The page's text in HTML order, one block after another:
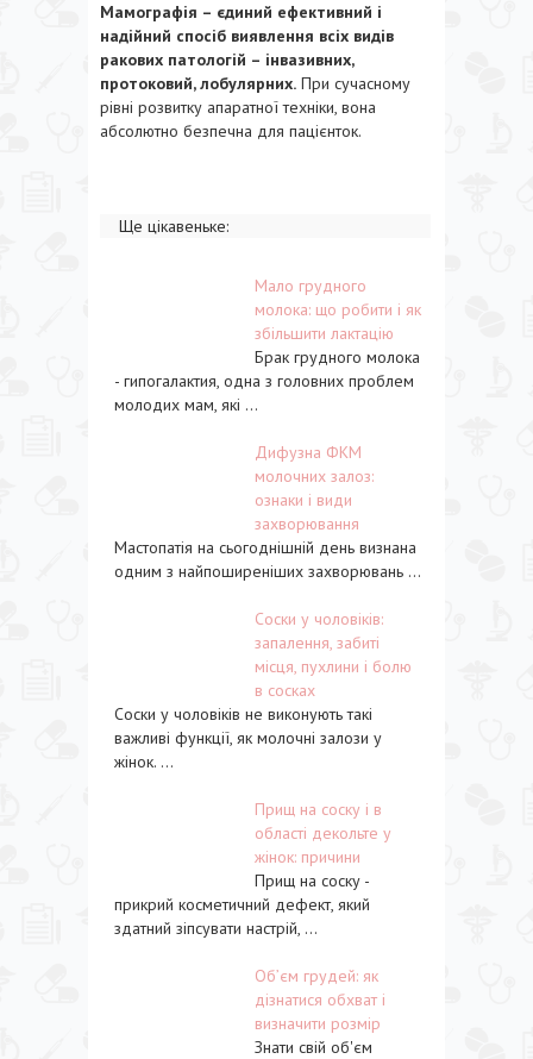
Мамографія – єдиний ефективний і
надійний спосіб виявлення всіх видів
ракових патологій – інвазивних,
протоковий, лобулярних. При сучасному
рівні розвитку апаратної техніки, вона
абсолютно безпечна для пацієнток.
Ще цікавеньке:
Мало грудного
молока: що робити і як
збільшити лактацію
Брак грудного молока
- гипогалактия, одна з головних проблем
молодих мам, які ...
Дифузна ФКМ
молочних залоз:
ознаки і види
захворювання
Мастопатія на сьогоднішній день визнана
одним з найпоширеніших захворювань ...
Соски у чоловіків:
запалення, забиті
місця, пухлини і болю
в сосках
Соски у чоловіків не виконують такі
важливі функції, як молочні залози у
жінок. ...
Прищ на соску і в
області декольте у
жінок: причини
Прищ на соску -
прикрий косметичний дефект, який
здатний зіпсувати настрій, ...
Об’єм грудей: як
дізнатися обхват і
визначити розмір
Знати свій об'єм